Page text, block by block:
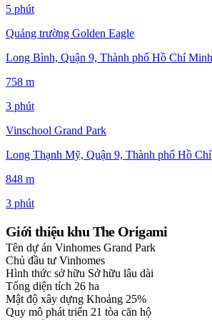
5 phút
Quảng trường Golden Eagle
Long Bình, Quận 9, Thành phố Hồ Chí
758 m
3 phút
Vinschool Grand Park
Long Thạnh Mỹ, Quận 9, Thành phố Hồ
848 m
3 phút
Giới thiệu khu The Origami
Tên dự án Vinhomes Grand Park
Chủ đầu tư Vinhomes
Hình thức sở hữu Sở hữu lâu dài
Tổng diện tích 26 ha
Mật độ xây dựng Khoảng 25%
Quy mô phát triển 21 tòa căn hộ